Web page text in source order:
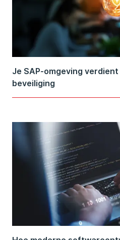
Je SAP-omgeving
beveiliging